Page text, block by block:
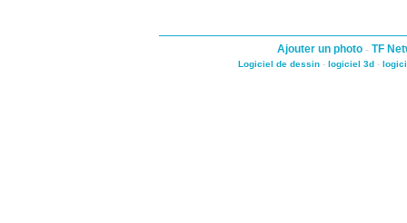
Ajouter un photo - TF
Logiciel de dessin - logiciel 3d -